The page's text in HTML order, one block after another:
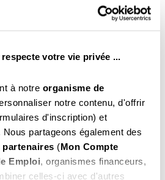
votre vie privée ...
à notre organisme de
notre contenu, d'offrir
d'inscription) et
partageons également des
partenaires (Mon Compte
Emploi, organismes financeurs,
celles-ci avec d'autres
379.00
€ Net
2026
379 € Net
Choisir
2026
379€ Net